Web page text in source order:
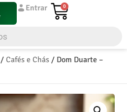
Entrar 0
/ Cafés e Chás / Dom Duarte –